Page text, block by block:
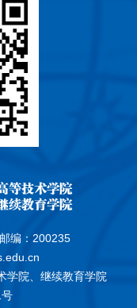
编：200235
学院、继续教育学院